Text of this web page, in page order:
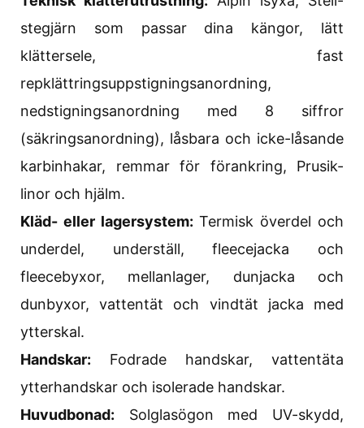
stegjärn som passar dina kängor, lätt
klättersele, fast
repklättringsuppstigningsanordning,
nedstigningsanordning med 8 siffror
(säkringsanordning), låsbara och icke-låsande
karbinhakar, remmar för förankring, Prusik-
linor och hjälm.
Kläd- eller lagersystem: Termisk överdel och
underdel, underställ, fleecejacka och
fleecebyxor, mellanlager, dunjacka och
dunbyxor, vattentät och vindtät jacka med
ytterskal.
Handskar: Fodrade handskar, vattentäta
ytterhandskar och isolerade handskar.
Huvudbonad: Solglasögon med UV-skydd,